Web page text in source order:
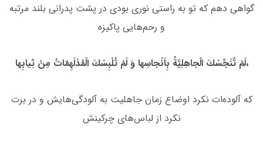
گواهى دهم كه تو به راستى نورى بودى در پشت پدرانى بلند مرتبه
و رحم‌هایى پاكیزه
لَمْ تُنَجِّسْكَ الْجاهِلِیَّةُ بِاَنْجاسِها وَ لَمْ تُلْبِسْكَ الْمُدْلَهِمّاتُ مِنْ ثِیابِها،
كه آلوده‌ات نكرد اوضاع زمان جاهلیت به آلودگی‌هایش و در برت
نكرد از لباس‌هاى چركینش